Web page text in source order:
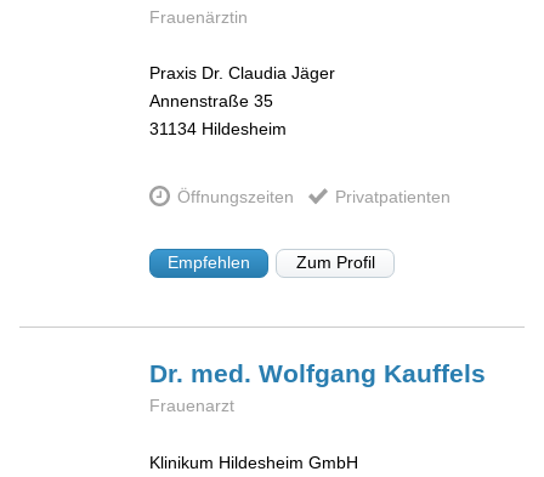
Frauenärztin
Praxis Dr. Claudia Jäger
Annenstraße 35
31134 Hildesheim
Öffnungszeiten Privatpatienten
Empfehlen Zum Profil
Dr. med. Wolfgang Kauffels
Frauenarzt
Klinikum Hildesheim GmbH